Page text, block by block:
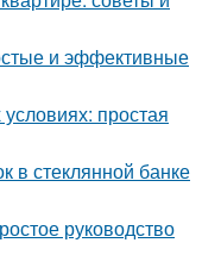
и эффективные
простая
в стеклянной банке
руководство